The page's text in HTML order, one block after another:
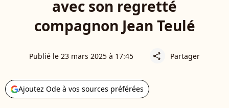
avec son regretté
compagnon Jean Teulé
Publié le 23 mars 2025 à 17:45 share Partager
Ajoutez Ode à vos sources préférées